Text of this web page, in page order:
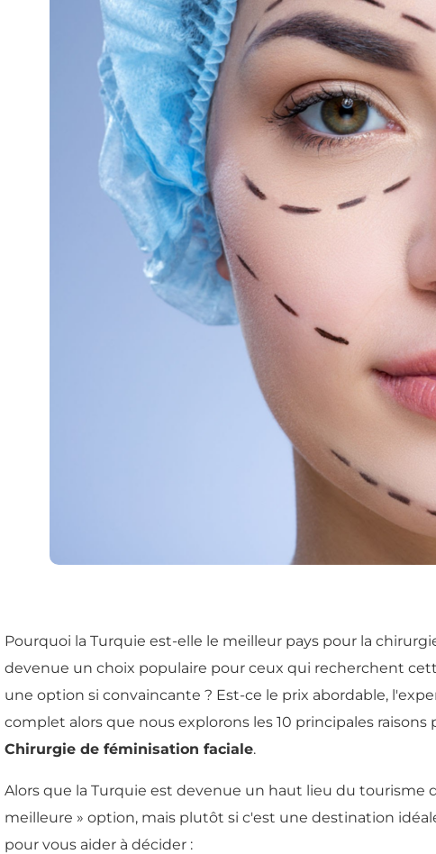
Pourquoi la Turquie est-elle le meilleur pays pour la
devenue un choix populaire pour ceux qui recherchent
une option si convaincante ? Est-ce le prix abordable,
complet alors que nous explorons les 10 principales
Chirurgie de féminisation faciale.
Alors que la Turquie est devenue un haut lieu du tourisme
meilleure » option, mais plutôt si c'est une destination
pour vous aider à décider :